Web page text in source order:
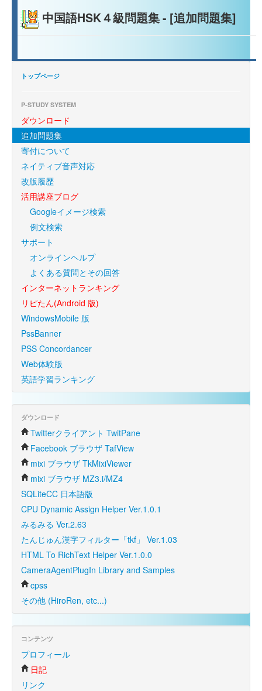
中国語HSK４級問題集 - [追加問題集]
トップページ
P-STUDY SYSTEM
ダウンロード
追加問題集
寄付について
ネイティブ音声対応
改版履歴
活用講座ブログ
Googleイメージ検索
例文検索
サポート
オンラインヘルプ
よくある質問とその回答
インターネットランキング
リピたん(Android 版)
WindowsMobile 版
PssBanner
PSS Concordancer
Web体験版
英語学習ランキング
ダウンロード
Twitterクライアント TwitPane
Facebook ブラウザ TafView
mixi ブラウザ TkMixiViewer
mixi ブラウザ MZ3.i/MZ4
SQLiteCC 日本語版
CPU Dynamic Assign Helper Ver.1.0.1
みるみる Ver.2.63
たんじゅん漢字フィルター「tkf」 Ver.1.03
HTML To RichText Helper Ver.1.0.0
CameraAgentPlugIn Library and Samples
cpss
その他 (HiroRen, etc...)
コンテンツ
プロフィール
日記
リンク